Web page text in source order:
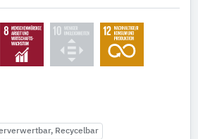
Recycelbar